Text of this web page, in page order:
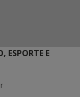
ESPORTE E